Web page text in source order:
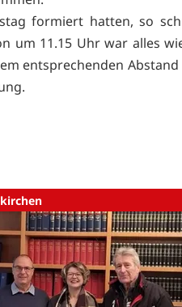
formiert hatten, so
um 11.15 Uhr war alles
entsprechenden Abstand